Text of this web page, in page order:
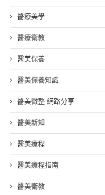
醫療美學
醫療衛教
醫美保養
醫美保養知識
醫美微整 網路分享
醫美新知
醫美療程
醫美療程指南
醫美衛教